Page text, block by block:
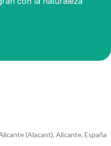
(Alacant), Alicante, España